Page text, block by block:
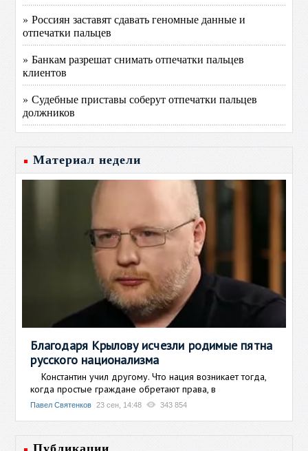
» Россиян заставят сдавать геномные данные и
отпечатки пальцев
» Банкам разрешат снимать отпечатки пальцев
клиентов
» Судебные приставы соберут отпечатки пальцев
должников
Материал недели
Благодаря Крылову исчезли родимые пятна
русского национализма
Константин учил другому. Что нация возникает тогда,
когда простые граждане обретают права, в
Павел Святенков 23 сен, 14:48 343 854
Публикации